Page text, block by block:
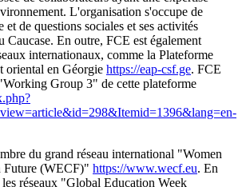
L'organisation s'occupe de
et de questions sociales et ses activités
Caucase. En outre, FCE est également
internationaux, comme la Plateforme
oriental en Géorgie https://eap-csf.ge. FCE
Group 3" de cette plateforme
du grand réseau international "Women
Future (WECF)" https://www.wecf.eu. En
réseaux "Global Education Week